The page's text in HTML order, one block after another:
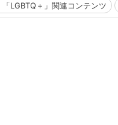
「LGBTQ＋」関連コンテンツ